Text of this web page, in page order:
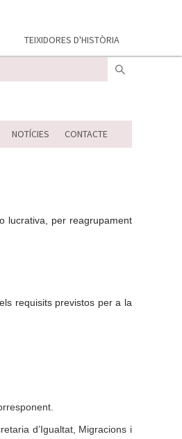
TEIXIDORES D'HISTÒRIA
NOTÍCIES CONTACTE
lucrativa, per reagrupament
requisits previstos per a la
d’Igualtat, Migracions i